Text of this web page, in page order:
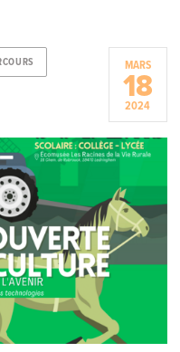
MARS
18
2024